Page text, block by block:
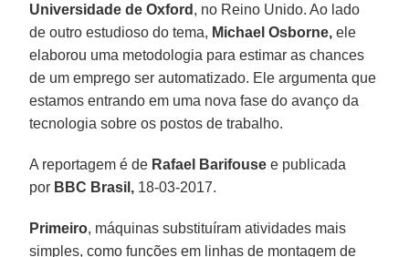
Universidade de Oxford , no Reino Unido. Ao lado
de outro estudioso do tema, Michael Osborne, ele
elaborou uma metodologia para estimar as chances
de um emprego ser automatizado. Ele argumenta que
estamos entrando em uma nova fase do avanço da
tecnologia sobre os postos de trabalho.
A reportagem é de Rafael Barifouse e publicada
por BBC Brasil, 18-03-2017.
Primeiro, máquinas substituíram atividades mais
simples, como funções em linhas de montagem de